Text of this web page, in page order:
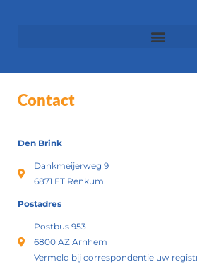
Contact
Den Brink
Dankmeijerweg 9
6871 ET Renkum
Postadres
Postbus 953
6800 AZ Arnhem
Vermeld bij correspondentie uw